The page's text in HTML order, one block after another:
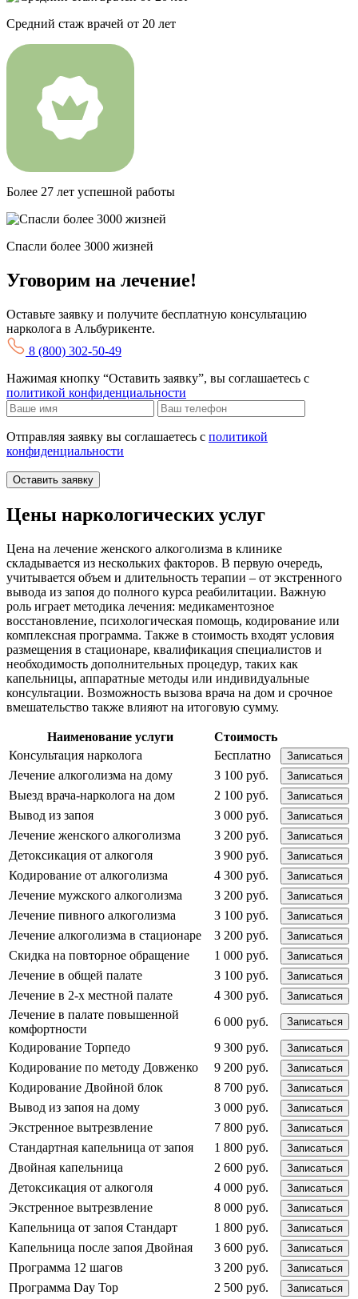
Средний стаж врачей от 20 лет
Более 27 лет успешной работы
Спасли более 3000 жизней
Уговорим на лечение!
Оставьте заявку и получите бесплатную консультацию
нарколога в Альбурикенте.
8 (800) 302-50-49
Нажимая кнопку “Оставить заявку”, вы соглашаетесь с
политикой конфиденциальности
Отправляя заявку вы соглашаетесь с политикой
конфиденциальности
Оставить заявку
Цены наркологических услуг
Цена на лечение женского алкоголизма в клинике
складывается из нескольких факторов. В первую очередь,
учитывается объем и длительность терапии – от экстренного
вывода из запоя до полного курса реабилитации. Важную
роль играет методика лечения: медикаментозное
восстановление, психологическая помощь, кодирование или
комплексная программа. Также в стоимость входят условия
размещения в стационаре, квалификация специалистов и
необходимость дополнительных процедур, таких как
капельницы, аппаратные методы или индивидуальные
консультации. Возможность вызова врача на дом и срочное
вмешательство также влияют на итоговую сумму.
Наименование услуги
Стоимость
Консультация нарколога
Бесплатно Записаться
Лечение алкоголизма на дому 3 100 руб. Записаться
Выезд врача-нарколога на дом 2 100 руб. Записаться
Вывод из запоя 3 000 руб. Записаться
Лечение женского алкоголизма 3 200 руб. Записаться
Детоксикация от алкоголя 3 900 руб. Записаться
Кодирование от алкоголизма 4 300 руб. Записаться
Лечение мужского алкоголизма 3 200 руб. Записаться
Лечение пивного алкоголизма 3 100 руб. Записаться
Лечение алкоголизма в стационаре 3 200 руб. Записаться
Скидка на повторное обращение 1 000 руб. Записаться
Лечение в общей палате 3 100 руб. Записаться
Лечение в 2-х местной палате 4 300 руб. Записаться
Лечение в палате повышенной
комфортности
6 000 руб. Записаться
Кодирование Торпедо 9 300 руб. Записаться
Кодирование по методу Довженко 9 200 руб. Записаться
Кодирование Двойной блок 8 700 руб. Записаться
Вывод из запоя на дому 3 000 руб. Записаться
Экстренное вытрезвление 7 800 руб. Записаться
Стандартная капельница от запоя 1 800 руб. Записаться
Двойная капельница 2 600 руб. Записаться
Детоксикация от алкоголя 4 000 руб. Записаться
Экстренное вытрезвление 8 000 руб. Записаться
Капельница от запоя Стандарт 1 800 руб. Записаться
Капельница после запоя Двойная 3 600 руб. Записаться
Программа 12 шагов 3 200 руб. Записаться
Программа Day Top 2 500 руб. Записаться